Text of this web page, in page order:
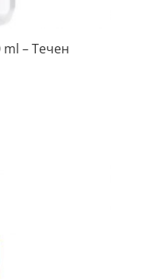
– Течен